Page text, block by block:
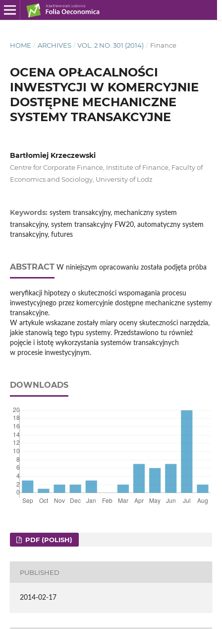
HOME / ARCHIVES / VOL. 2 NO. 301 (2014) / Finance
OCENA OPŁACALNOŚCI
INWESTYCJI W KOMERCYJNIE
DOSTĘPNE MECHANICZNE
SYSTEMY TRANSAKCYJNE
Bartłomiej Krzeczewski
Centre for Corporate Finance, Institute of Finance, Faculty of
Economics and Sociology, University of Lodz
Keywords: system transakcyjny, mechaniczny system
transakcyjny, system transakcyjny FW20, automatyczny system
transakcyjny, futures
ABSTRACT W niniejszym opracowaniu została podjęta próba
weryfikacji hipotezy o skuteczności wspomagania procesu
inwestycyjnego przez komercyjnie dostępne mechaniczne systemy
transakcyjne.
W artykule wskazane zostały miary oceny skuteczności narzędzia,
jakie stanowią tego typu systemy. Przedstawiono tu również
pojęcie i istotę wykorzystania systemów transakcyjnych
w procesie inwestycyjnym.
DOWNLOADS
PDF (POLISH)
PUBLISHED
2014-02-17